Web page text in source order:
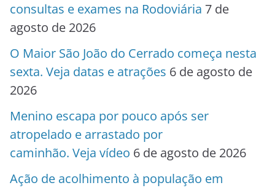
consultas e exames na Rodoviária 7 de
agosto de 2026
O Maior São João do Cerrado começa nesta
sexta. Veja datas e atrações 6 de agosto de
2026
Menino escapa por pouco após ser
atropelado e arrastado por
caminhão. Veja vídeo 6 de agosto de 2026
Ação de acolhimento à população em